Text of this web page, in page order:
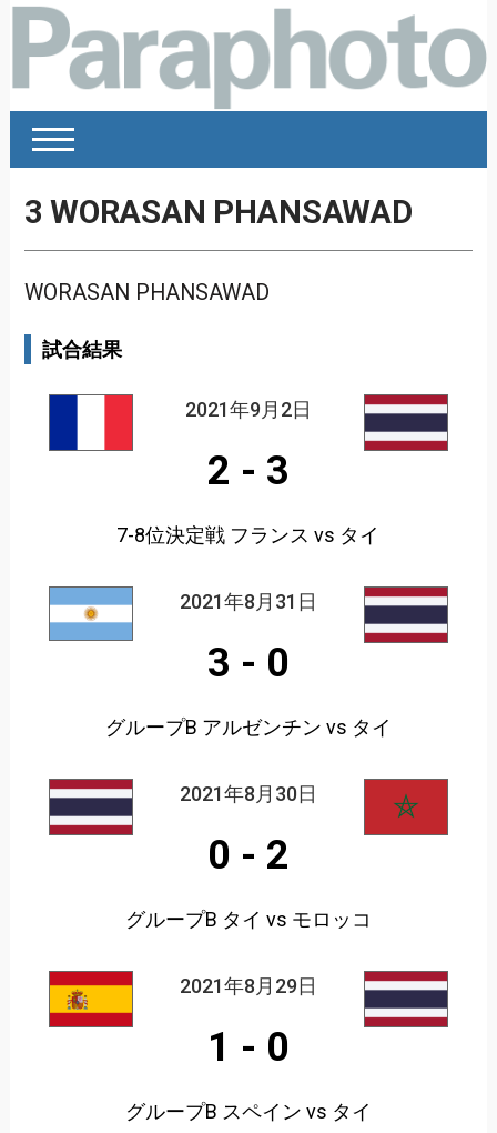
3 WORASAN PHANSAWAD
WORASAN PHANSAWAD
試合結果
2021年9月2日
2 - 3
7-8位決定戦 フランス vs タイ
2021年8月31日
3 - 0
グループB アルゼンチン vs タイ
2021年8月30日
0 - 2
グループB タイ vs モロッコ
2021年8月29日
1 - 0
グループB スペイン vs タイ